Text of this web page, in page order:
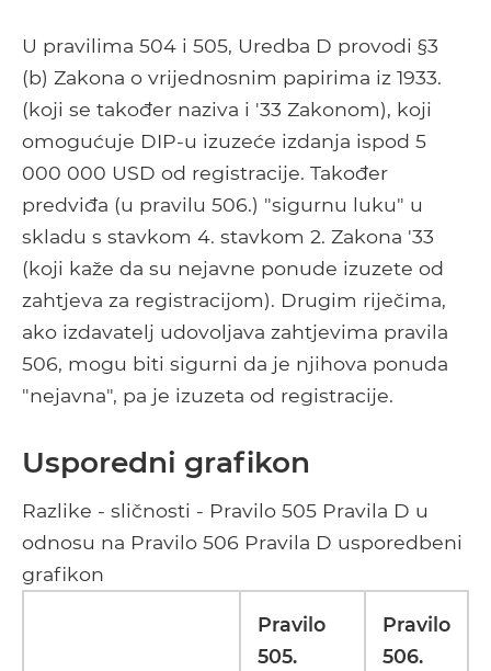
U pravilima 504 i 505, Uredba D provodi §3
(b) Zakona o vrijednosnim papirima iz 1933.
(koji se također naziva i '33 Zakonom), koji
omogućuje DIP-u izuzeće izdanja ispod 5
000 000 USD od registracije. Također
predviđa (u pravilu 506.) "sigurnu luku" u
skladu s stavkom 4. stavkom 2. Zakona '33
(koji kaže da su nejavne ponude izuzete od
zahtjeva za registracijom). Drugim riječima,
ako izdavatelj udovoljava zahtjevima pravila
506, mogu biti sigurni da je njihova ponuda
"nejavna", pa je izuzeta od registracije.
Usporedni grafikon
Razlike - sličnosti - Pravilo 505 Pravila D u
odnosu na Pravilo 506 Pravila D usporedbeni
grafikon
Pravilo
505.
Pravilo
506.